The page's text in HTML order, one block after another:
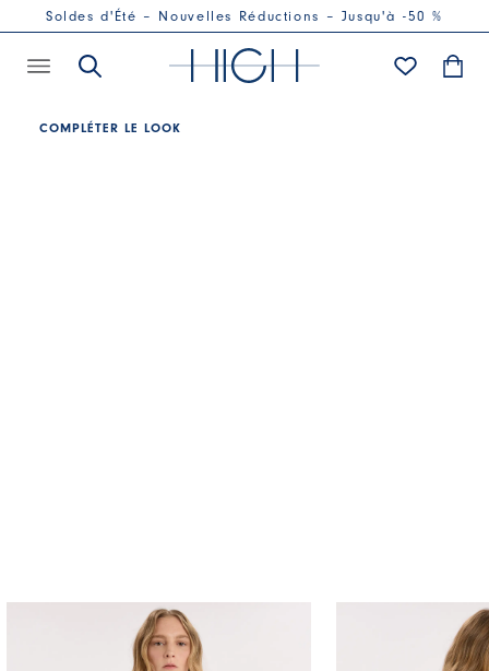
Soldes d'Été – Nouvelles Réductions – Jusqu'à -50 %
COMPLÉTER LE LOOK